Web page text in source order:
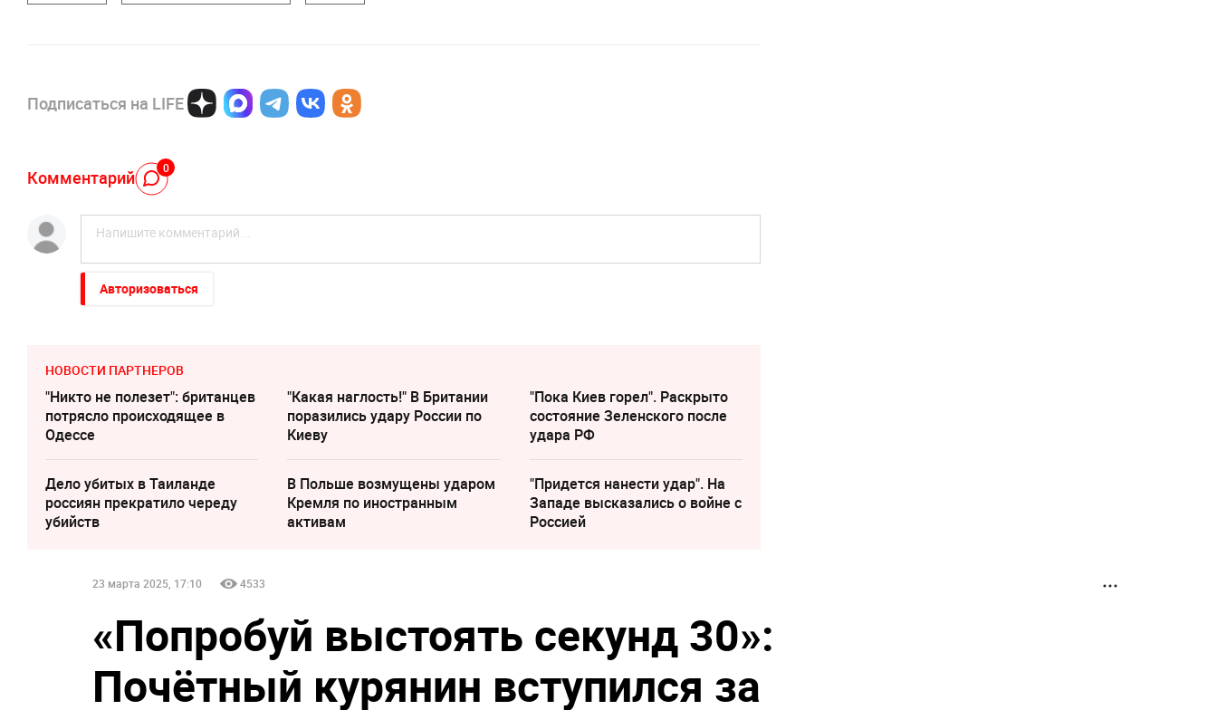
Подписаться на LIFE
Комментарий 0
Авторизоваться
НОВОСТИ ПАРТНЕРОВ
"Никто не полезет": британцев
потрясло происходящее в
Одессе
"Какая наглость!" В Британии
поразились удару России по
Киеву
"Пока Киев горел". Раскрыто
состояние Зеленского после
удара РФ
Дело убитых в Таиланде
россиян прекратило череду
убийств
В Польше возмущены ударом
Кремля по иностранным
активам
"Придется нанести удар". На
Западе высказались о войне с
Россией
23 марта 2025, 17:10 4533
«Попробуй выстоять секунд 30»:
Почётный курянин вступился за